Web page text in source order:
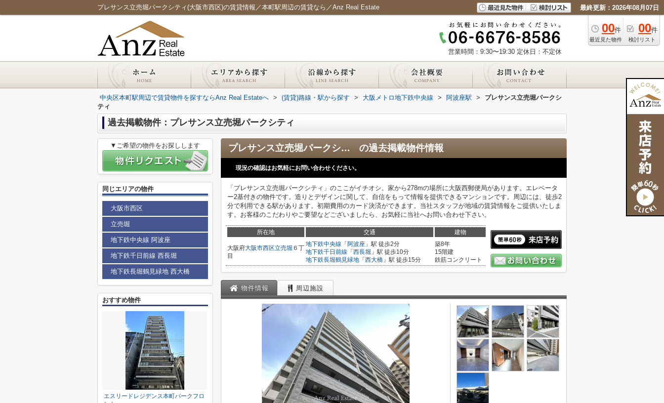
プレサンス立売堀パークシティ(大阪市西区)の賃貸情報／本町駅周辺の賃貸なら／Anz Real Estate 最終更新：2026年08月07日
00件
最近見た物件
00件
検討リスト
営業時間：9:30〜19:30 定休日：不定休
中央区本町駅周辺で賃貸物件を探すならAnz Real Estateへ > (賃貸)路線・駅から探す > 大阪メトロ地下鉄中央線 > 阿波座駅 >
プレサンス立売堀パークシ
ティ
過去掲載物件：プレサンス立売堀パークシティ
プレサンス立売堀パークシティ の過去掲載物件情報
現況の確認はお気軽にお問い合わせください。
「プレサンス立売堀パークシティ」のここがイチオシ。家から278mの場所に大阪西郵便局があります。エレベータ
ー2基付きの物件です。造りとデザインに関して、自信をもって情報を提供できるマンションです。周辺には、徒歩2
分で利用できる駅があります。初期費用のカード決済ができます。当社スタッフが地域の賃貸情報をご提供いたしま
す。お客様のこだわりやご要望などございましたら、お気軽に当社へお問い合わせ下さい。
所在地 交通 建物
大阪府大阪市西区立売堀 ６丁
目
地下鉄中央線 「 阿波座 」駅 徒歩2分
地下鉄千日前線 「 西長堀 」駅 徒歩10分
地下鉄長堀鶴見緑地 「 西大橋 」駅 徒歩15分
築8年
15階建
鉄筋コンクリート
物件情報 周辺施設
▼ご希望の物件をお探しします
同じエリアの物件
大阪市西区
立売堀
地下鉄中央線 阿波座
地下鉄千日前線 西長堀
地下鉄長堀鶴見緑地 西大橋
おすすめ物件
エスリードレジデンス本町パークフロ